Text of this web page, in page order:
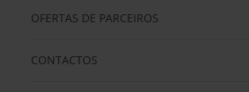
OFERTAS DE PARCEIROS
CONTACTOS